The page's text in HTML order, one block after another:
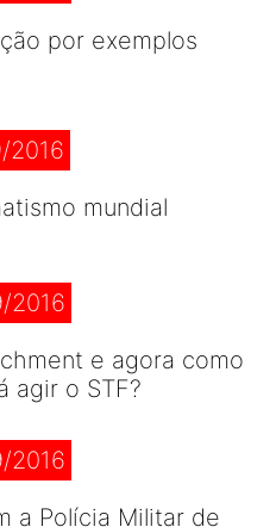
por exemplos
2016
mundial
2016
e agora como
agir o STF?
2016
a Polícia Militar de